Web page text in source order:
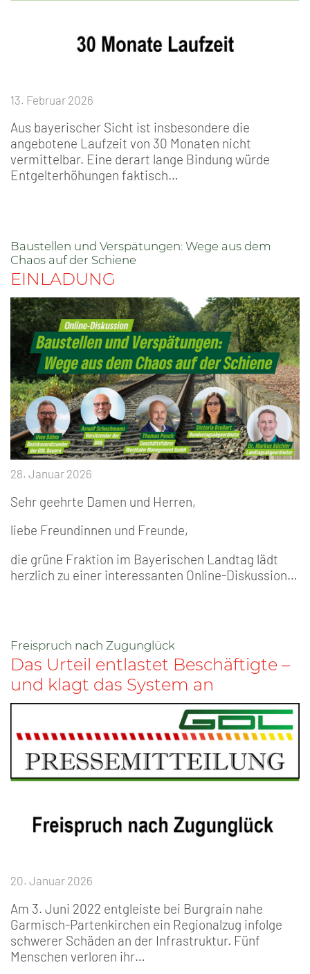
13. Februar 2026
Aus bayerischer Sicht ist insbesondere die
angebotene Laufzeit von 30 Monaten nicht
vermittelbar. Eine derart lange Bindung würde
Entgelterhöhungen faktisch…
Baustellen und Verspätungen: Wege aus dem
Chaos auf der Schiene
EINLADUNG
28. Januar 2026
Sehr geehrte Damen und Herren,
liebe Freundinnen und Freunde,
die grüne Fraktion im Bayerischen Landtag lädt
herzlich zu einer interessanten Online-Diskussion…
Freispruch nach Zugunglück
Das Urteil entlastet Beschäftigte –
und klagt das System an
20. Januar 2026
Am 3. Juni 2022 entgleiste bei Burgrain nahe
Garmisch-Partenkirchen ein Regionalzug infolge
schwerer Schäden an der Infrastruktur. Fünf
Menschen verloren ihr…